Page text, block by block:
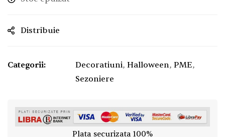
Distribuie
Categorii: Decoratiuni, Halloween, PME,
Sezoniere
Plata securizata 100%